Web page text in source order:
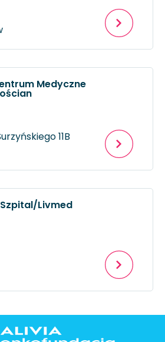
Medyczne
11B
Szpital/Livmed